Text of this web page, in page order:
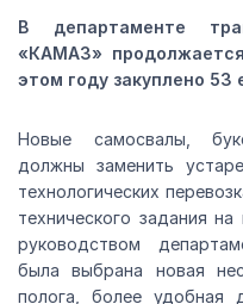
В департаменте
«КАМАЗ»
этом году закуплено 53
Новые самосвалы,
должны заменить
технологических
технического задания
руководством
была выбрана новая
полога, более удобная